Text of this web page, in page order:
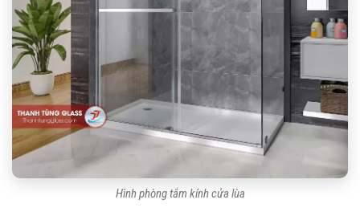
Hình phòng tắm kính cửa lùa